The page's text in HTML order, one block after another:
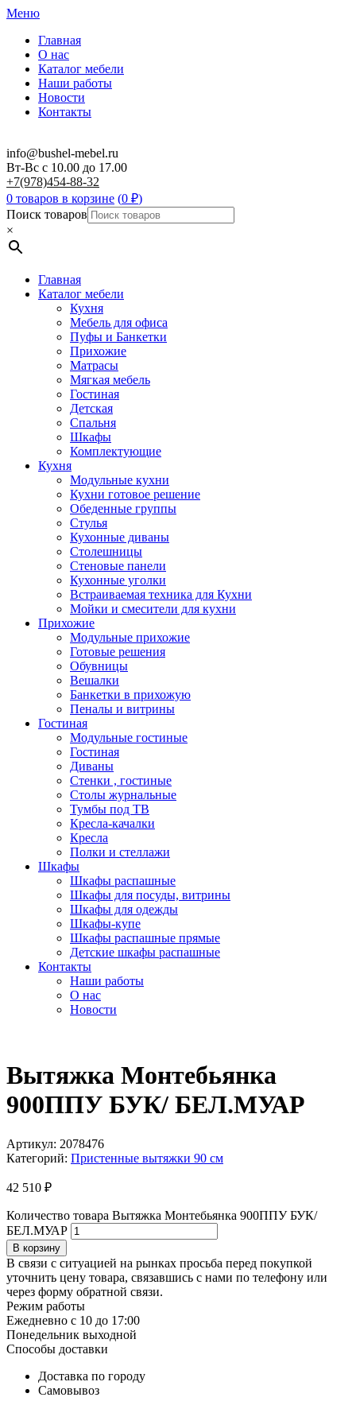
Меню
Главная
О нас
Каталог мебели
Наши работы
Новости
Контакты
info@bushel-mebel.ru
Вт-Вс c 10.00 до 17.00
+7(978)454-88-32
0 товаров в корзине (0 ₽)
Поиск товаров
×
Главная
Каталог мебели
Кухня
Мебель для офиса
Пуфы и Банкетки
Прихожие
Матрасы
Мягкая мебель
Гостиная
Детская
Спальня
Шкафы
Комплектующие
Кухня
Модульные кухни
Кухни готовое решение
Обеденные группы
Стулья
Кухонные диваны
Столешницы
Стеновые панели
Кухонные уголки
Встраиваемая техника для Кухни
Мойки и смесители для кухни
Прихожие
Модульные прихожие
Готовые решения
Обувницы
Вешалки
Банкетки в прихожую
Пеналы и витрины
Гостиная
Модульные гостиные
Гостиная
Диваны
Стенки , гостиные
Столы журнальные
Тумбы под ТВ
Кресла-качалки
Кресла
Полки и стеллажи
Шкафы
Шкафы распашные
Шкафы для посуды, витрины
Шкафы для одежды
Шкафы-купе
Шкафы распашные прямые
Детские шкафы распашные
Контакты
Наши работы
О нас
Новости
Вытяжка Монтебьянка
900ППУ БУК/ БЕЛ.МУАР
Артикул: 2078476
Категорий: Пристенные вытяжки 90 см
42 510 ₽
Количество товара Вытяжка Монтебьянка 900ППУ БУК/
БЕЛ.МУАР
В корзину
В связи с ситуацией на рынках просьба перед покупкой
уточнить цену товара, связавшись с нами по телефону или
через форму обратной связи.
Режим работы
Ежедневно с 10 до 17:00
Понедельник выходной
Способы доставки
Доставка по городу
Самовывоз